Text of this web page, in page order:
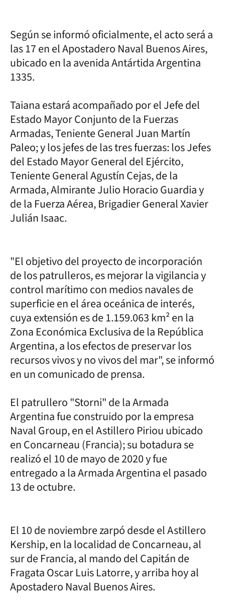
Según se informó oficialmente, el acto será a
las 17 en el Apostadero Naval Buenos Aires,
ubicado en la avenida Antártida Argentina
1335.
Taiana estará acompañado por el Jefe del
Estado Mayor Conjunto de la Fuerzas
Armadas, Teniente General Juan Martín
Paleo; y los jefes de las tres fuerzas: los Jefes
del Estado Mayor General del Ejército,
Teniente General Agustín Cejas, de la
Armada, Almirante Julio Horacio Guardia y
de la Fuerza Aérea, Brigadier General Xavier
Julián Isaac.
"El objetivo del proyecto de incorporación
de los patrulleros, es mejorar la vigilancia y
control marítimo con medios navales de
superficie en el área oceánica de interés,
cuya extensión es de 1.159.063 km² en la
Zona Económica Exclusiva de la República
Argentina, a los efectos de preservar los
recursos vivos y no vivos del mar", se informó
en un comunicado de prensa.
El patrullero "Storni" de la Armada
Argentina fue construido por la empresa
Naval Group, en el Astillero Piriou ubicado
en Concarneau (Francia); su botadura se
realizó el 10 de mayo de 2020 y fue
entregado a la Armada Argentina el pasado
13 de octubre.
El 10 de noviembre zarpó desde el Astillero
Kership, en la localidad de Concarneau, al
sur de Francia, al mando del Capitán de
Fragata Oscar Luis Latorre, y arriba hoy al
Apostadero Naval Buenos Aires.